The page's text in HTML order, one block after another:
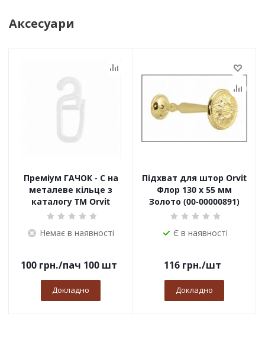
Аксесуари
Преміум ГАЧОК - С на
металеве кільце з
каталогу TM Orvit
Немає в наявності
100грн./пач 100 шт
Докладно
Підхват для штор Orvit
Флор 130 х 55 мм
Золото (00-00000891)
Є в наявності
116грн./шт
Докладно